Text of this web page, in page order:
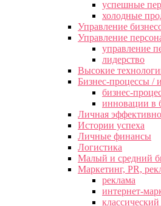
успешные
холодные
Управление
Управление
управление
лидерство
Высокие
Бизнес-процессы /
бизнес-
инновации в
Личная
Истории успеха
Личные финансы
Логистика
Малый и средний
Маркетинг, PR,
реклама
интернет-